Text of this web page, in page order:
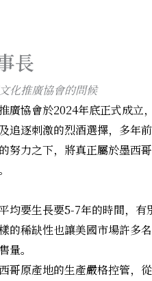
長
化推廣協會的問候
廣協會於2024年底正式成立
追逐刺激的烈酒選擇，多年
努力之下，將真正屬於墨西
均要生長要5-7年的時間，有
的稀缺性也讓美國市場許多
量。
哥原產地的生產嚴格控管，